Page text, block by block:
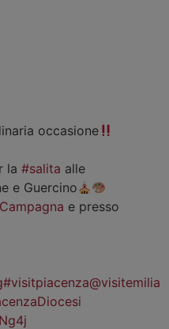
occasione
la#salita alle
e Guercino
e presso
#visitpiacenza@visitemilia